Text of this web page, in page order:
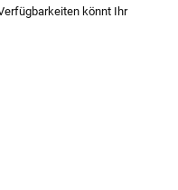
könnt Ihr